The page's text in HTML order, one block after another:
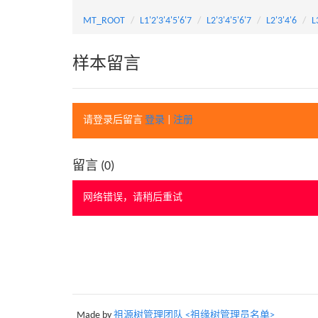
MT_ROOT L1'2'3'4'5'6'7 L2'3'4'5'6'7 L2'3'4'6
样本留言
请登录后留言 登录 注册
留言 (0)
网络错误，请稍后重试
Made by 祖源树管理团队 <祖缘树管理员名单>